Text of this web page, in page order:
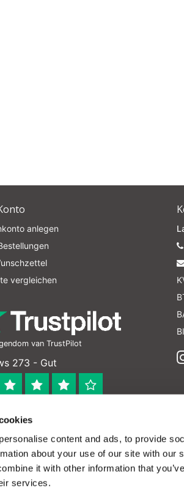
content and ads, to provide
about your use of our site with our
it with other information that
services.
anlegen
vergleichen
van TrustPilot
273 - Gut
rechten verleend worden en zijn
voor het toepassen van